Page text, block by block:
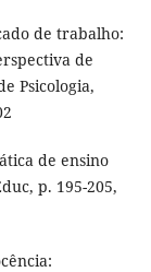
de trabalho:
de
Psicologia,
de ensino
p. 195-205,